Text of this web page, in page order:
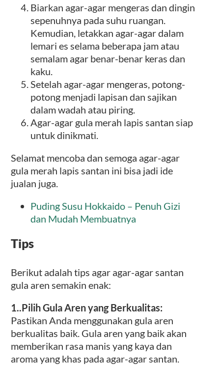
Biarkan agar-agar mengeras dan dingin
sepenuhnya pada suhu ruangan.
Kemudian, letakkan agar-agar dalam
lemari es selama beberapa jam atau
semalam agar benar-benar keras dan
kaku.
Setelah agar-agar mengeras, potong-
potong menjadi lapisan dan sajikan
dalam wadah atau piring.
Agar-agar gula merah lapis santan siap
untuk dinikmati.
Selamat mencoba dan semoga agar-agar
gula merah lapis santan ini bisa jadi ide
jualan juga.
Puding Susu Hokkaido – Penuh Gizi
dan Mudah Membuatnya
Tips
Berikut adalah tips agar agar-agar santan
gula aren semakin enak:
1..Pilih Gula Aren yang Berkualitas:
Pastikan Anda menggunakan gula aren
berkualitas baik. Gula aren yang baik akan
memberikan rasa manis yang kaya dan
aroma yang khas pada agar-agar santan.